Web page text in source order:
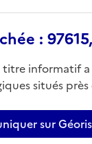
:
informatif
situés près
sur